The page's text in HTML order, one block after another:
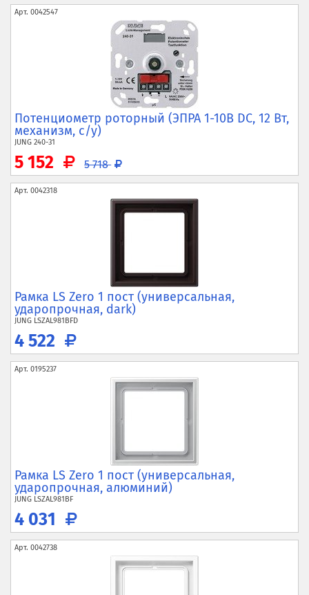
Арт. 0042547
Потенциометр роторный (ЭПРА 1-10В DC, 12 Вт,
механизм, с/у)
JUNG 240-31
5 152 5 718
Арт. 0042318
Рамка LS Zero 1 пост (универсальная,
ударопрочная, dark)
JUNG LSZAL981BFD
4 522
Арт. 0195237
Рамка LS Zero 1 пост (универсальная,
ударопрочная, алюминий)
JUNG LSZAL981BF
4 031
Арт. 0042738